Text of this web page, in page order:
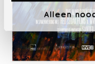
Alleen